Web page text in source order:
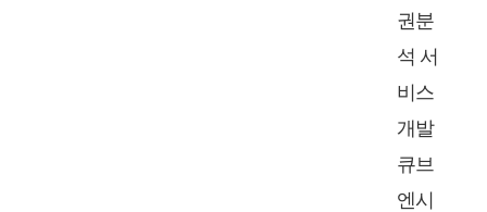
권분
석 서
비스
개발
큐브
엔시